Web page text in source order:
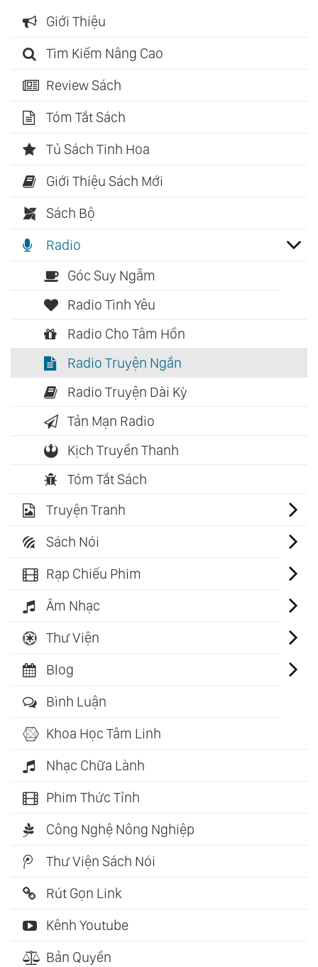
Giới Thiệu
Tìm Kiếm Nâng Cao
Review Sách
Tóm Tắt Sách
Tủ Sách Tinh Hoa
Giới Thiệu Sách Mới
Sách Bộ
Radio
Góc Suy Ngẫm
Radio Tình Yêu
Radio Cho Tâm Hồn
Radio Truyện Ngắn
Radio Truyện Dài Kỳ
Tản Mạn Radio
Kịch Truyền Thanh
Tóm Tắt Sách
Truyện Tranh
Sách Nói
Rạp Chiếu Phim
Âm Nhạc
Thư Viện
Blog
Bình Luận
Khoa Học Tâm Linh
Nhạc Chữa Lành
Phim Thức Tỉnh
Công Nghệ Nông Nghiệp
Thư Viện Sách Nói
Rút Gọn Link
Kênh Youtube
Bản Quyền